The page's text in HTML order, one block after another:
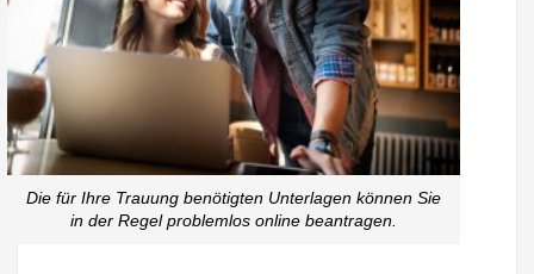
Die für Ihre Trauung benötigten Unterlagen können Sie
in der Regel problemlos online beantragen.